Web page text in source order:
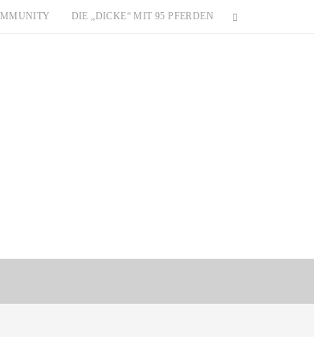
DIE „DICKE“ MIT 95 PFERDEN